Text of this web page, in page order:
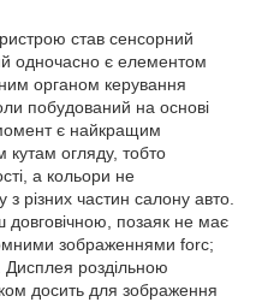
став сенсорний
одночасно є елементом
органом керування
побудований на основі
є найкращим
кутам огляду, тобто
а кольори не
різних частин салону авто.
довговічною, позаяк не має
зображеннями forc;
роздільною
досить для зображення